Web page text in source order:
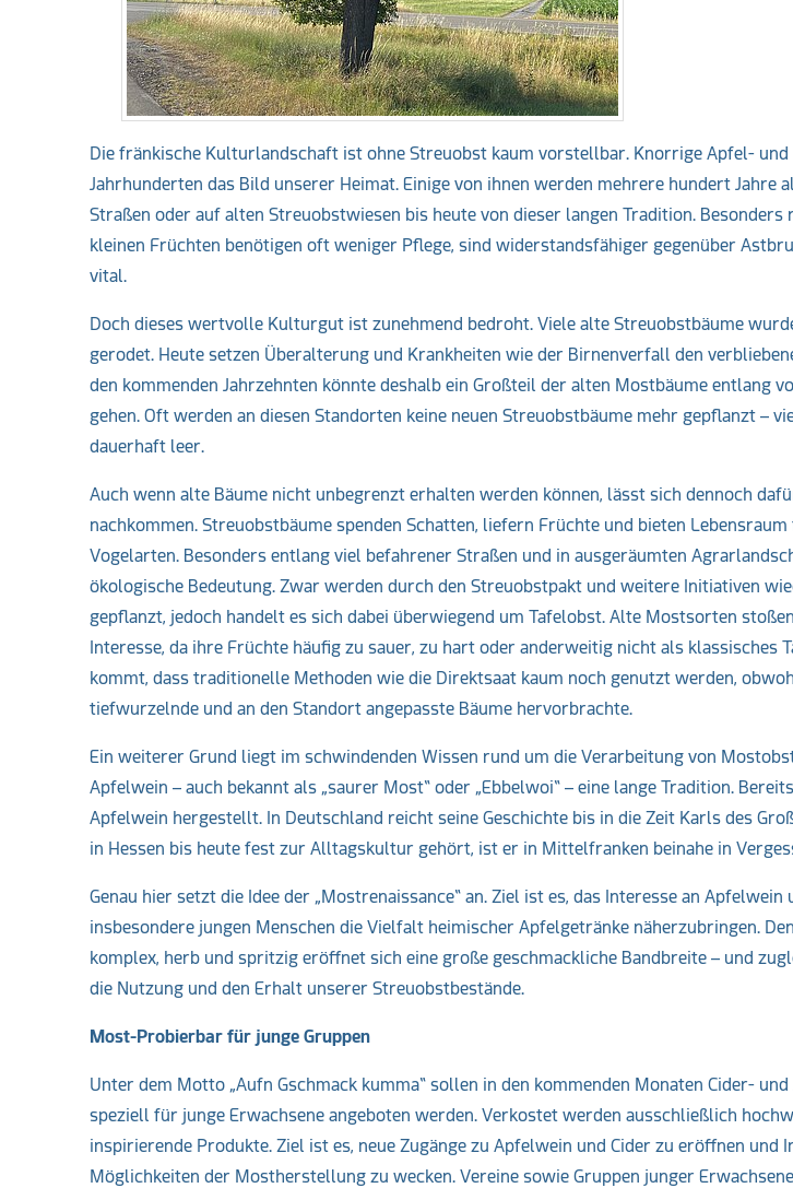
Die fränkische Kulturlandschaft ist ohne Streuobst kaum vorstellbar. Knorrige Apfel-
Jahrhunderten das Bild unserer Heimat. Einige von ihnen werden mehrere hundert Jahre
Straßen oder auf alten Streuobstwiesen bis heute von dieser langen Tradition.
kleinen Früchten benötigen oft weniger Pflege, sind widerstandsfähiger gegenüber
vital.
Doch dieses wertvolle Kulturgut ist zunehmend bedroht. Viele alte Streuobstbäume
gerodet. Heute setzen Überalterung und Krankheiten wie der Birnenverfall den
den kommenden Jahrzehnten könnte deshalb ein Großteil der alten Mostbäume entlang
gehen. Oft werden an diesen Standorten keine neuen Streuobstbäume mehr gepflanzt –
dauerhaft leer.
Auch wenn alte Bäume nicht unbegrenzt erhalten werden können, lässt sich dennoch
nachkommen. Streuobstbäume spenden Schatten, liefern Früchte und bieten
Vogelarten. Besonders entlang viel befahrener Straßen und in ausgeräumten
ökologische Bedeutung. Zwar werden durch den Streuobstpakt und weitere Initiativen
gepflanzt, jedoch handelt es sich dabei überwiegend um Tafelobst. Alte Mostsorten
Interesse, da ihre Früchte häufig zu sauer, zu hart oder anderweitig nicht als klassisches
kommt, dass traditionelle Methoden wie die Direktsaat kaum noch genutzt werden,
tiefwurzelnde und an den Standort angepasste Bäume hervorbrachte.
Ein weiterer Grund liegt im schwindenden Wissen rund um die Verarbeitung von
Apfelwein – auch bekannt als „saurer Most“ oder „Ebbelwoi“ – eine lange Tradition.
Apfelwein hergestellt. In Deutschland reicht seine Geschichte bis in die Zeit Karls des
in Hessen bis heute fest zur Alltagskultur gehört, ist er in Mittelfranken beinahe in
Genau hier setzt die Idee der „Mostrenaissance“ an. Ziel ist es, das Interesse an
insbesondere jungen Menschen die Vielfalt heimischer Apfelgetränke näherzubringen.
komplex, herb und spritzig eröffnet sich eine große geschmackliche Bandbreite – und
die Nutzung und den Erhalt unserer Streuobstbestände.
Most-Probierbar für junge Gruppen
Unter dem Motto „Aufn Gschmack kumma“ sollen in den kommenden Monaten Cider-
speziell für junge Erwachsene angeboten werden. Verkostet werden ausschließlich
inspirierende Produkte. Ziel ist es, neue Zugänge zu Apfelwein und Cider zu eröffnen und
Möglichkeiten der Mostherstellung zu wecken. Vereine sowie Gruppen junger